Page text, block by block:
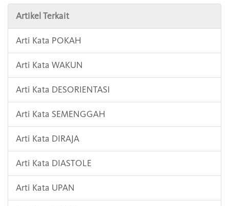
Artikel Terkait
Arti Kata POKAH
Arti Kata WAKUN
Arti Kata DESORIENTASI
Arti Kata SEMENGGAH
Arti Kata DIRAJA
Arti Kata DIASTOLE
Arti Kata UPAN